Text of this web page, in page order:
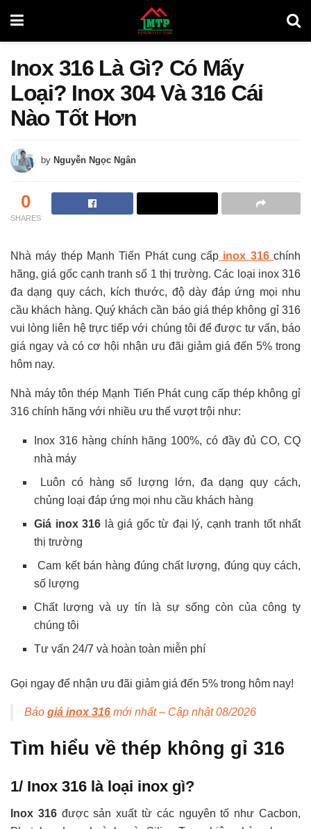
Inox 316 Là Gì? Có Mấy
Loại? Inox 304 Và 316 Cái
Nào Tốt Hơn
by Nguyễn Ngọc Ngân
0
SHARES
Nhà máy thép Mạnh Tiến Phát cung cấp inox 316chính
hãng, giá gốc cạnh tranh số 1 thị trường. Các loại inox 316
đa dạng quy cách, kích thước, độ dày đáp ứng mọi nhu
cầu khách hàng. Quý khách cần báo giá thép không gỉ 316
vui lòng liên hệ trực tiếp với chúng tôi để được tư vấn, báo
giá ngay và có cơ hội nhận ưu đãi giảm giá đến 5% trong
hôm nay.
Nhà máy tôn thép Mạnh Tiến Phát cung cấp thép không gỉ
316 chính hãng với nhiều ưu thế vượt trội như:
Inox 316 hàng chính hãng 100%, có đầy đủ CO, CQ
nhà máy
Luôn có hàng số lượng lớn, đa dạng quy cách,
chủng loại đáp ứng mọi nhu cầu khách hàng
Giá inox 316 là giá gốc từ đại lý, cạnh tranh tốt nhất
thị trường
Cam kết bán hàng đúng chất lượng, đúng quy cách,
số lượng
Chất lượng và uy tín là sự sống còn của công ty
chúng tôi
Tư vấn 24/7 và hoàn toàn miễn phí
Gọi ngay để nhận ưu đãi giảm giá đến 5% trong hôm nay!
Báo giá inox 316 mới nhất – Cập nhật 08/2026
Tìm hiểu về thép không gỉ 316
1/ Inox 316 là loại inox gì?
Inox 316được sản xuất từ các nguyên tố như Cacbon,